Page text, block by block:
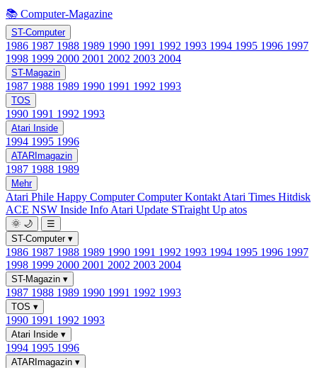
📚 Computer-Magazine
ST-Computer
1986 1987 1988 1989 1990 1991 1992 1993 1994 1995 1996 1997
1998 1999 2000 2001 2002 2003 2004
ST-Magazin
1987 1988 1989 1990 1991 1992 1993
TOS
1990 1991 1992 1993
Atari Inside
1994 1995 1996
ATARImagazin
1987 1988 1989
Mehr
Atari Phile Happy ComputerComputer Kontakt Atari Times Hitdisk
ACE NSW Inside Info Atari Update STraight Up atos
🌞 🌙
☰
ST-Computer ▾
1986 1987 1988 1989 1990 1991 1992 1993 1994 1995 1996 1997
1998 1999 2000 2001 2002 2003 2004
ST-Magazin ▾
1987 1988 1989 1990 1991 1992 1993
TOS ▾
1990 1991 1992 1993
Atari Inside ▾
1994 1995 1996
ATARImagazin ▾